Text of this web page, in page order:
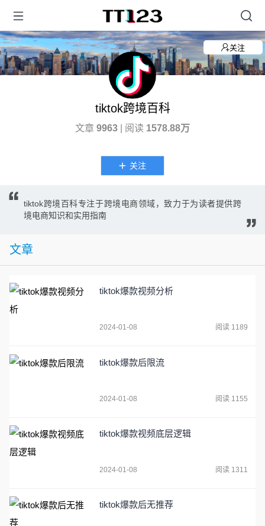
关注
tiktok跨境百科
文章 9963 | 阅读 1578.88万
关注
tiktok跨境百科专注于跨境电商领域，致力于为读者提供跨
境电商知识和实用指南
文章
tiktok爆款视频分析
2024-01-08 阅读 1189
tiktok爆款后限流
2024-01-08 阅读 1155
tiktok爆款视频底层逻辑
2024-01-08 阅读 1311
tiktok爆款后无推荐